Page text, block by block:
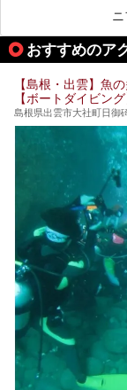
しか
チー
今回
スス
おすすめのア
【島根・出雲】魚
【ボートダイビング
島根県出雲市大社町日御